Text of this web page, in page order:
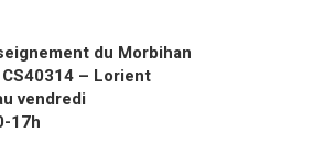
du Morbihan
– Lorient
vendredi
17h